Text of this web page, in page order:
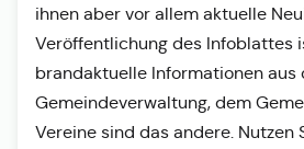
ihnen aber vor allem aktuelle
Veröffentlichung des Infoblattes
brandaktuelle Informationen aus
Gemeindeverwaltung, dem
Vereine sind das andere. Nutzen